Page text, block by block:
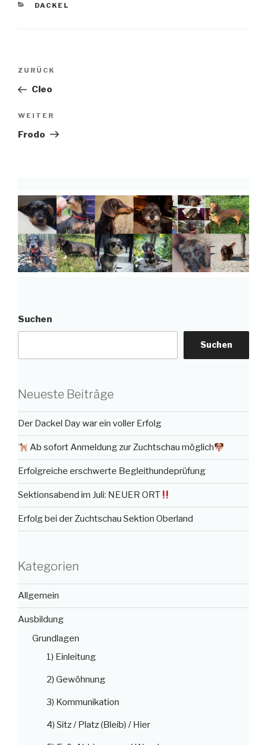
KATEGORIEN
DACKEL
Beitragsnavigation
Vorheriger
Beitrag
ZURÜCK
Cleo
Nächster
Beitrag
WEITER
Frodo
Suchen
Suchen
Neueste Beiträge
Der Dackel Day war ein voller Erfolg
Ab sofort Anmeldung zur Zuchtschau möglich
Erfolgreiche erschwerte Begleithundeprüfung
Sektionsabend im Juli: NEUER ORT
Erfolg bei der Zuchtschau Sektion Oberland
Kategorien
Allgemein
Ausbildung
Grundlagen
1) Einleitung
2) Gewöhnung
3) Kommunikation
4) Sitz / Platz (Bleib) / Hier